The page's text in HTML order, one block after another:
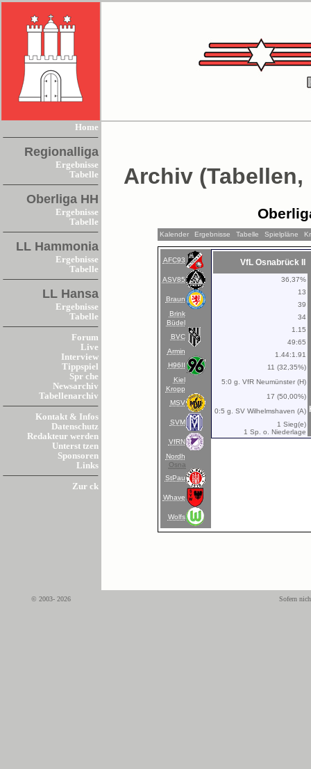
Home
Regionalliga
Ergebnisse
Tabelle
Oberliga HH
Ergebnisse
Tabelle
LL Hammonia
Ergebnisse
Tabelle
LL Hansa
Ergebnisse
Tabelle
Forum
Live
Interview
Tippspiel
Spr che
Newsarchiv
Tabellenarchiv
Kontakt & Infos
Datenschutz
Redakteur werden
Unterst tzen
Sponsoren
Links
Zur ck
Archiv
Kalender Ergebnisse Tabelle Spielpläne
AFC93
ASV85
Braun
Brink
Büdel
BVC
Armin
H96II
Kiel
Kropp
MSV
SVM
VfRN
Nordh
Osna
StPau
Whave
Wolfs
VfL Osnabrück II
36,37%
13
39
34
1.15
49:65
1.44:1.91
11 (32,35%)
5:0 g. VfR Neumünster (H)
17 (50,00%)
0:5 g. SV Wilhelmshaven (A)
1 Sieg(e)
1 Sp. o. Niederlage
© 2003- 2026 Sofern